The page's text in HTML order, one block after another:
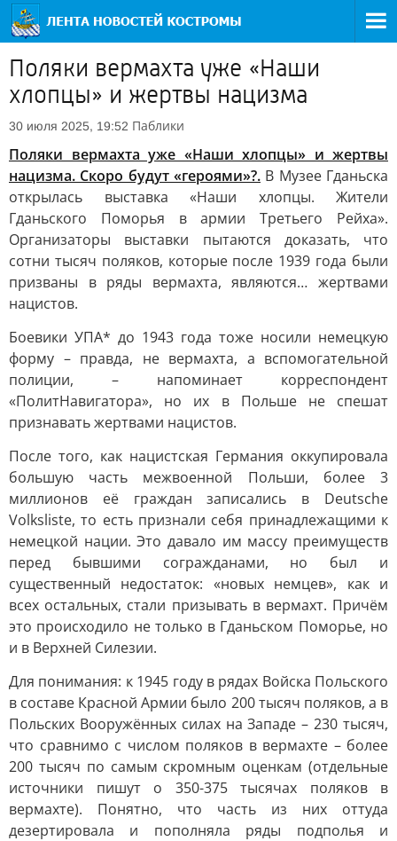
Поляки вермахта уже «Наши
хлопцы» и жертвы нацизма
30 июля 2025, 19:52 Паблики
Поляки вермахта уже «Наши хлопцы» и жертвы
нацизма. Скоро будут «героями»?. В Музее Гданьска
открылась выставка «Наши хлопцы. Жители
Гданьского Поморья в армии Третьего Рейха».
Организаторы выставки пытаются доказать, что
сотни тысяч поляков, которые после 1939 года были
призваны в ряды вермахта, являются… жертвами
нацистов.
Боевики УПА* до 1943 года тоже носили немецкую
форму – правда, не вермахта, а вспомогательной
полиции, – напоминает корреспондент
«ПолитНавигатора», но их в Польше не спешат
признавать жертвами нацистов.
После того, как нацистская Германия оккупировала
большую часть межвоенной Польши, более 3
миллионов её граждан записались в Deutsche
Volksliste, то есть признали себя принадлежащими к
немецкой нации. Это давало им массу преимуществ
перед бывшими согражданами, но был и
существенный недостаток: «новых немцев», как и
всех остальных, стали призывать в вермахт. Причём
это происходило не только в Гданьском Поморье, но
и в Верхней Силезии.
Для понимания: к 1945 году в рядах Войска Польского
в составе Красной Армии было 200 тысяч поляков, а в
Польских Вооружённых силах на Западе – 230 тысяч,
что сравнимо с числом поляков в вермахте – более
200 тысяч по самым скромным оценкам (отдельные
источники пишут о 350-375 тысячах поляков в
вермахте). Понятно, что часть из них оттуда
дезертировала и пополняла ряды подполья и